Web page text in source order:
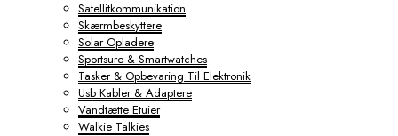
Satellitkommunikation
Skærmbeskyttere
Solar Opladere
Sportsure & Smartwatches
Tasker & Opbevaring Til Elektronik
Usb Kabler & Adaptere
Vandtætte Etuier
Walkie Talkies